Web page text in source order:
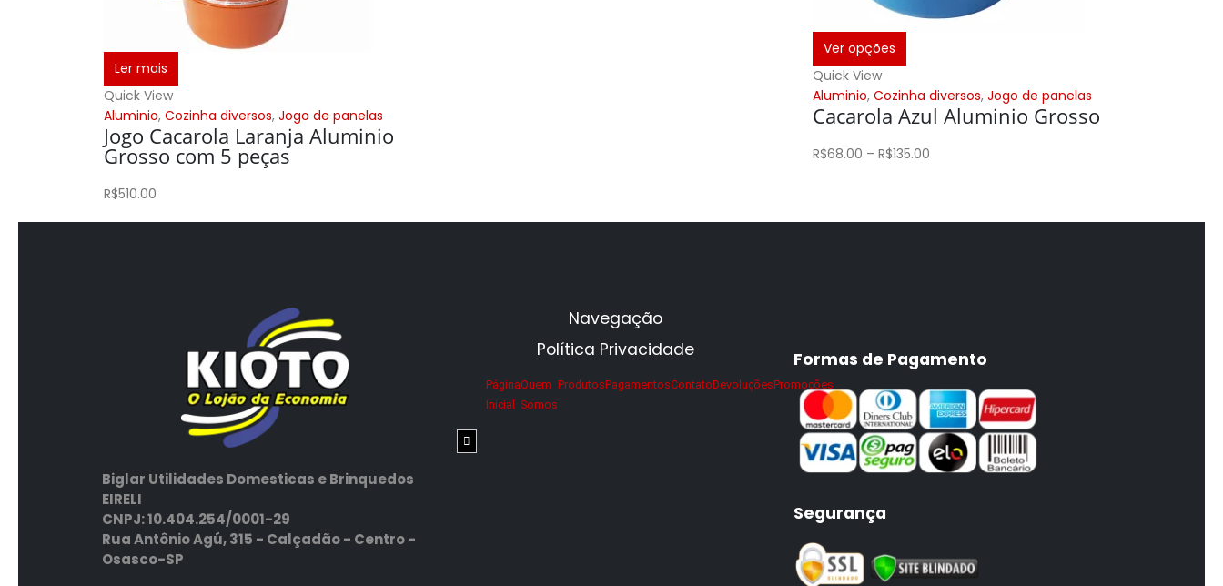
Ler mais
Quick View
Aluminio, Cozinha diversos, Jogo de panelas
Jogo Cacarola Laranja Aluminio
Grosso com 5 peças
R$510.00
Ver opções
Quick View
Aluminio, Cozinha diversos, Jogo de panelas
Cacarola Azul Aluminio Grosso
R$68.00 – R$135.00
Biglar Utilidades Domesticas e Brinquedos
EIRELI
CNPJ: 10.404.254/0001-29
Rua Antônio Agú, 315 - Calçadão - Centro -
Osasco-SP
Navegação
Política Privacidade
Página
Inicial
Quem
Somos
ProdutosPagamentosContatoDevoluçõesPromoções
Menu de alternância de hambúrguer
Formas de Pagamento
Segurança